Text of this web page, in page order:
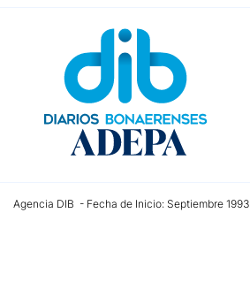
Agencia DIB - Fecha de Inicio: Septiembre 1993